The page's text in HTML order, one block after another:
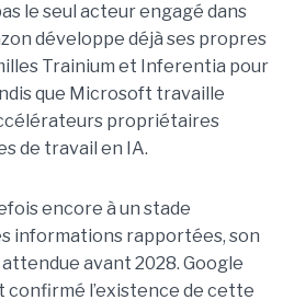
le seul acteur engagé dans
développe déjà ses propres
Trainium et Inferentia pour
que Microsoft travaille
propriétaires
de travail en IA.
encore à un stade
informations rapportées, son
avant 2028. Google
confirmé l’existence de cette